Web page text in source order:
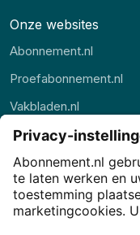
Onze websites
Abonnement.nl
Proefabonnement.nl
Vakbladen.nl
Abonnement.be
Thuisstudie.nl